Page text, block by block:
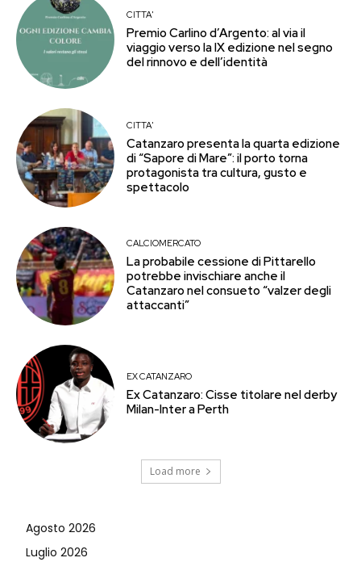
CITTA'
Premio Carlino d’Argento: al via il
viaggio verso la IX edizione nel segno
del rinnovo e dell’identità
CITTA'
Catanzaro presenta la quarta edizione
di “Sapore di Mare”: il porto torna
protagonista tra cultura, gusto e
spettacolo
CALCIOMERCATO
La probabile cessione di Pittarello
potrebbe invischiare anche il
Catanzaro nel consueto “valzer degli
attaccanti”
EX CATANZARO
Ex Catanzaro: Cisse titolare nel derby
Milan-Inter a Perth
Load more
Agosto 2026
Luglio 2026